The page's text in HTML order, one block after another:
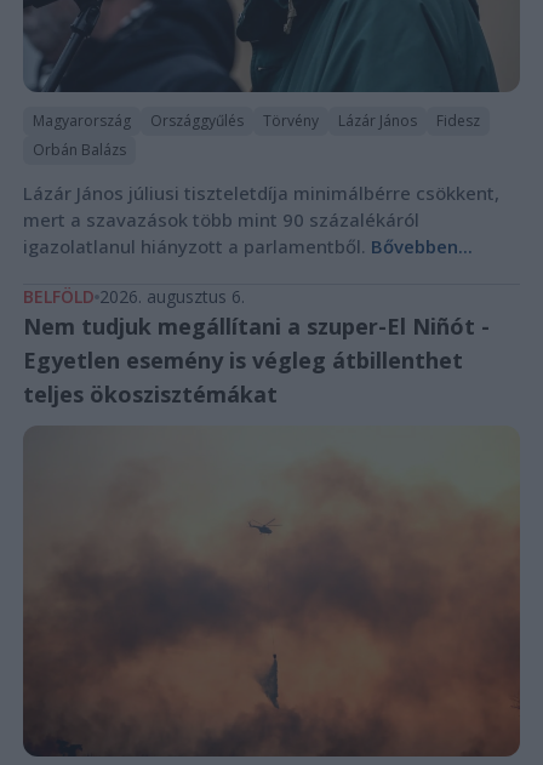
Magyarország Országgyűlés Törvény Lázár János
Fidesz
Orbán Balázs
Lázár János júliusi tiszteletdíja minimálbérre csökkent,
mert a szavazások több mint 90 százalékáról
igazolatlanul hiányzott a parlamentből. Bővebben...
BELFÖLD 2026. augusztus 6.
Nem tudjuk megállítani a szuper-El Niñót -
Egyetlen esemény is végleg átbillenthet
teljes ökoszisztémákat